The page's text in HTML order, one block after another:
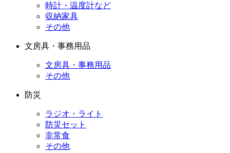
時計・温度計など
収納家具
その他
文房具・事務用品
文房具・事務用品
その他
防災
ラジオ・ライト
防災セット
非常食
その他